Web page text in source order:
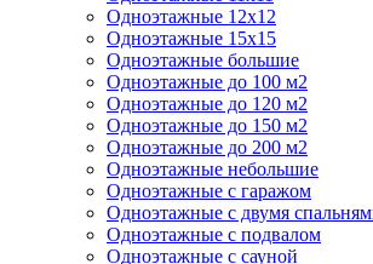
Одноэтажные 12х12
Одноэтажные 15х15
Одноэтажные большие
Одноэтажные до 100 м2
Одноэтажные до 120 м2
Одноэтажные до 150 м2
Одноэтажные до 200 м2
Одноэтажные небольшие
Одноэтажные с гаражом
Одноэтажные с двумя
Одноэтажные с подвалом
Одноэтажные с сауной